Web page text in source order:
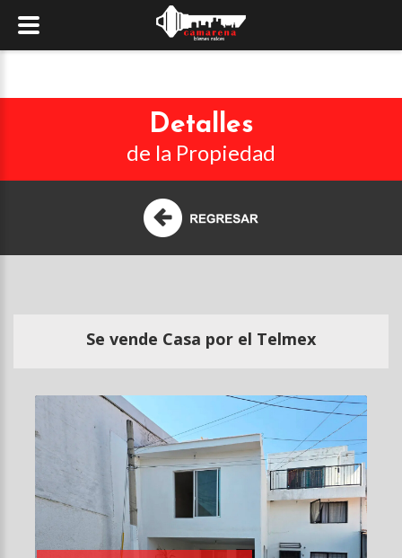
Detalles
de la Propiedad
Se vende Casa por el Telmex